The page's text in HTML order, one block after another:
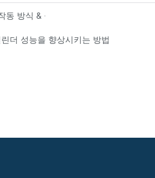
동 방식 & 공통 응용 프로그램
더 성능을 향상시키는 방법